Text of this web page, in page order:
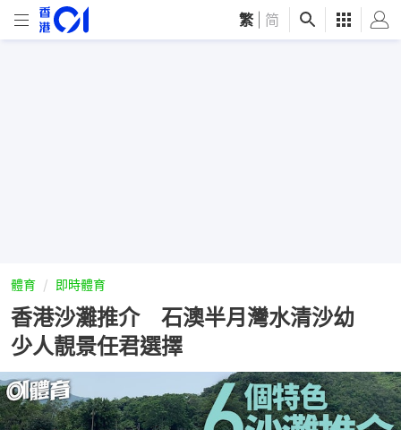
繁 简
體育 即時體育
香港沙灘推介 石澳半月灣水清沙幼
少人靚景任君選擇